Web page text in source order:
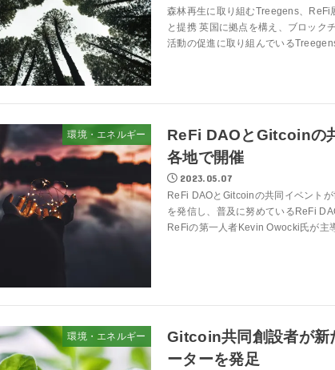
森林再生に取り組むTreegens、
と提携 英国に拠点を構え、ブロック
活動の促進に取り組んでいる
環境・エネルギー
ReFi DAOとGitcoinの
各地で開催
2023.05.07
ReFi DAOとGitcoinの共同イベント
を発信し、普及に努めているReFi
ReFiの第一人者Kevin Owocki氏が主
環境・エネルギー
Gitcoin共同創設者が新
ーターを発足